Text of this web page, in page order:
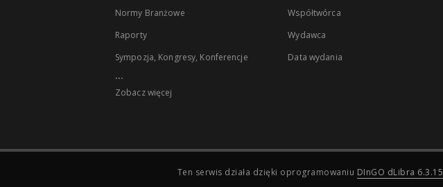
Normy Branżowe
Raporty
Sympozja, Kongresy, Konferencje
...
Zobacz więcej
Współtwórca
Wydawca
Data wydania
Ten serwis działa dzięki oprogramowaniu DInGO dLibra 6.3.15